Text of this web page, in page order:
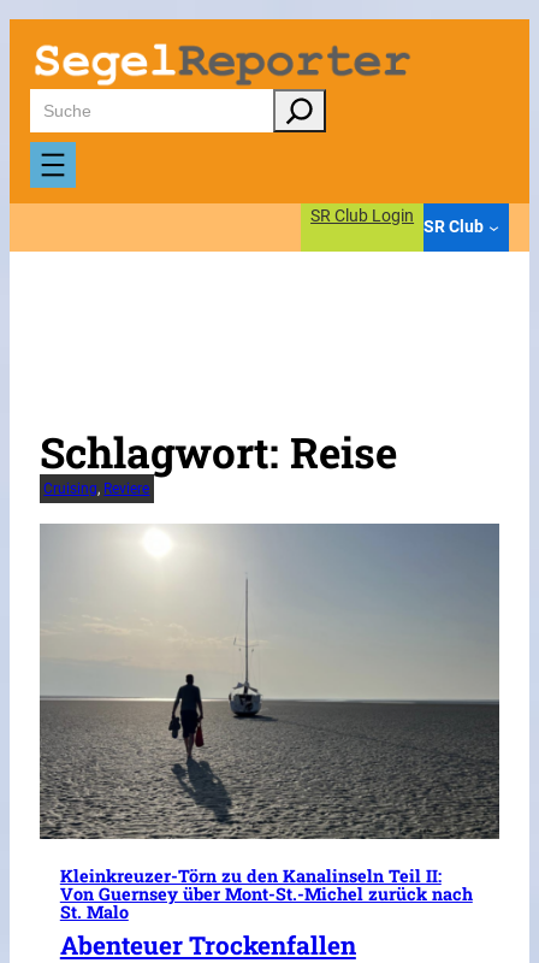
Zum
Inhalt
springen
Suchen
SR Club Login
SR Club
Schlagwort: Reise
Cruising, Reviere
Kleinkreuzer-Törn zu den Kanalinseln Teil II:
Von Guernsey über Mont-St.-Michel zurück nach
St. Malo
Abenteuer Trockenfallen